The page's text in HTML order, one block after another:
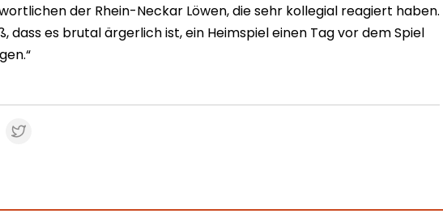
der Rhein-Neckar Löwen, die sehr kollegial reagiert haben.
dass es brutal ärgerlich ist, ein Heimspiel einen Tag vor dem Spiel